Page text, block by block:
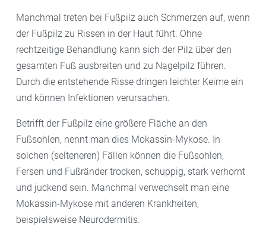
Manchmal treten bei Fußpilz auch Schmerzen auf, wenn
der Fußpilz zu Rissen in der Haut führt. Ohne
rechtzeitige Behandlung kann sich der Pilz über den
gesamten Fuß ausbreiten und zu Nagelpilz führen.
Durch die entstehende Risse dringen leichter Keime ein
und können Infektionen verursachen.
Betrifft der Fußpilz eine größere Fläche an den
Fußsohlen, nennt man dies Mokassin-Mykose. In
solchen (selteneren) Fällen können die Fußsohlen,
Fersen und Fußränder trocken, schuppig, stark verhornt
und juckend sein. Manchmal verwechselt man eine
Mokassin-Mykose mit anderen Krankheiten,
beispielsweise Neurodermitis.